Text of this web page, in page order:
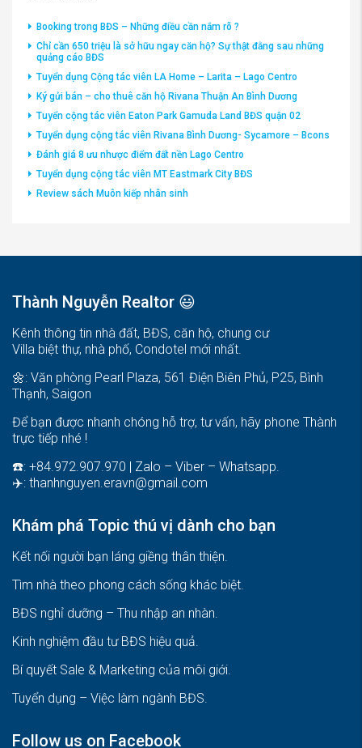
Booking trong BĐS – Những điều cần nắm rõ ?
Chỉ cần 650 triệu là sở hữu ngay căn hộ? Sự thật đằng sau những
quảng cáo BĐS
Tuyển dụng Cộng tác viên LA Home – Larita – Lago Centro
Ký gửi bán – cho thuê căn hộ Rivana Thuận An Bình Dương
Tuyển cộng tác viên Eaton Park Gamuda Land BĐS quận 02
Tuyển dụng cộng tác viên Rivana Bình Dương- Sycamore – Bcons
Đánh giá 8 ưu nhược điểm đất nền Lago Centro
Tuyển dụng cộng tác viên MT Eastmark City BĐS
Review sách Muôn kiếp nhân sinh
Thành Nguyễn Realtor 😃
Kênh thông tin nhà đất, BĐS, căn hộ, chung cư
Villa biệt thự, nhà phố, Condotel mới nhất.
🌼: Văn phòng Pearl Plaza, 561 Điện Biên Phủ, P25, Bình
Thạnh, Saigon
Để bạn được nhanh chóng hỗ trợ, tư vấn, hãy phone Thành
trực tiếp nhé !
☎️: +84.972.907.970 | Zalo – Viber – Whatsapp.
✈️: thanhnguyen.eravn@gmail.com
Khám phá Topic thú vị dành cho bạn
Kết nối người bạn láng giềng thân thiện.
Tìm nhà theo phong cách sống khác biệt.
BĐS nghỉ dưỡng – Thu nhập an nhàn.
Kinh nghiệm đầu tư BĐS hiệu quả.
Bí quyết Sale & Marketing của môi giới.
Tuyển dụng – Việc làm ngành BĐS.
Follow us on Facebook